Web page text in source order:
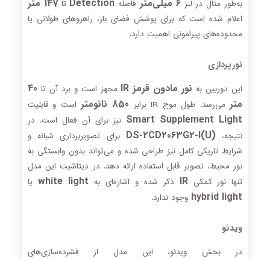
به‌طور مثال در لنز6 میلی‌متر فاصله Detection تا147 متر
اعلام شده است که برای پوشش فضای باز، راهروهای طولانی یا
محدوده‌های پیرامونی اهمیت دارد.
نورپردازی
این دوربین به نور مادون قرمز IR مجهز است و برد آن تا 40
متر می‌رسد. طول موج IR برابر 850 نانومتر است و قابلیت
Smart Supplement Light نیز برای آن فعال است. در
نتیجه،DS-2CD2063G2-I(U) برای تصویربرداری شبانه و
شرایط تاریکی کامل نیز طراحی شده و می‌تواند بدون وابستگی به
نور محیط، تصویر قابل استفاده ارائه دهد. در دیتاشیت این مدل
تنها نور کمکی IR ذکر شده و اشاره‌ای به white light یا
hybrid light وجود ندارد.
ویدئو
در بخش ویدئو، این مدل از فشرده‌سازی‌های